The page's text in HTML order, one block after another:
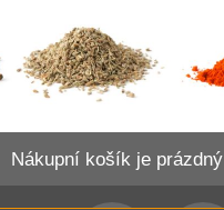
Nákupní košík je prázdný